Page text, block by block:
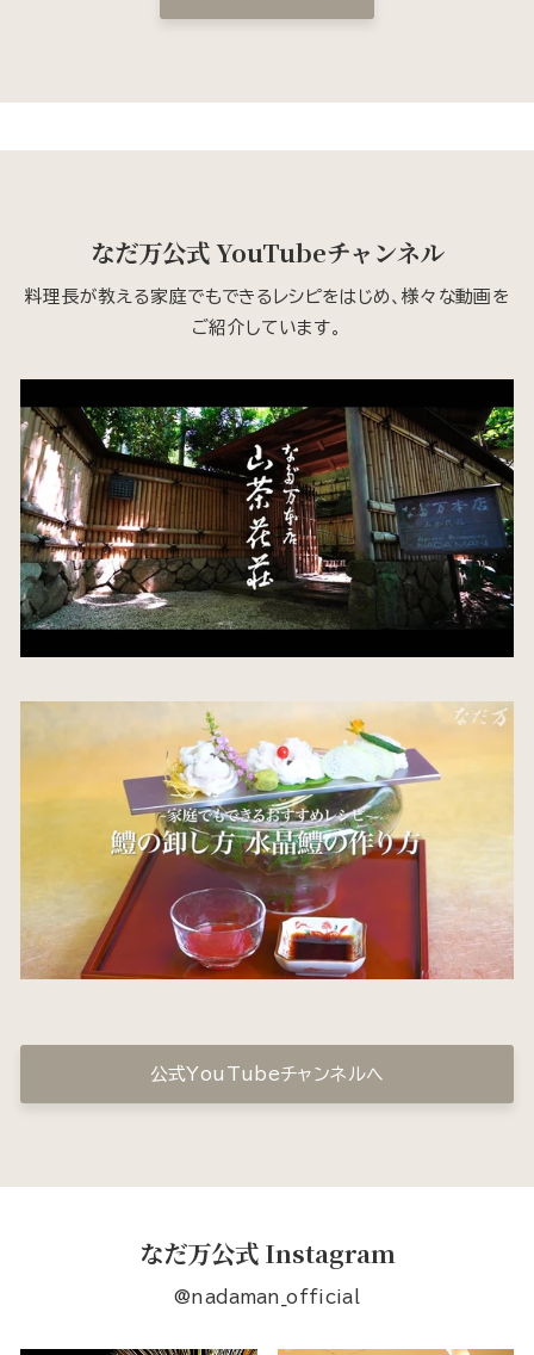
なだ万公式 YouTubeチャンネル
料理長が教える家庭でもできるレシピをはじめ、様々な動画を
ご紹介しています。
公式YouTubeチャンネルへ
なだ万公式 Instagram
@nadaman_official